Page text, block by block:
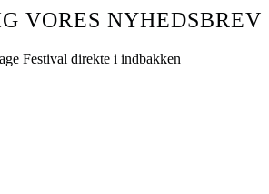
VORES NYHEDSBREV
Festival direkte i indbakken